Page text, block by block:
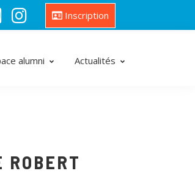
Inscription
alumni Actualités